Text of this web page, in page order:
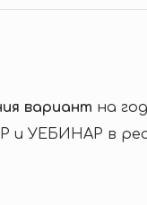
вариант на
УЕБИНАР в